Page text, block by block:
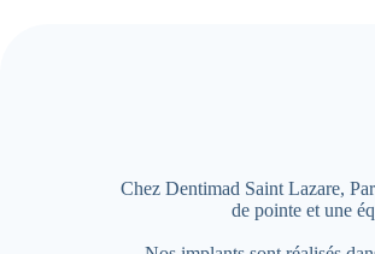
Chez Dentimad Saint Lazare,
de pointe et une